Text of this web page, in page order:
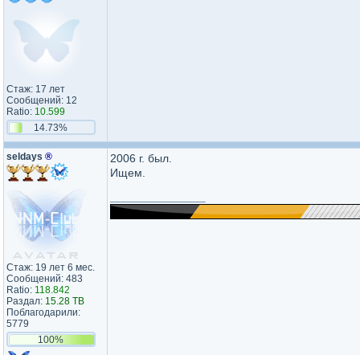
Стаж: 17 лет
Сообщений: 12
Ratio: 10.599
14.73%
seldays ®
Стаж: 19 лет 6 мес.
Сообщений: 483
Ratio: 118.842
Раздал: 15.28 TB
Поблагодарили:
5779
100%
2006 г. был.
Ищем.